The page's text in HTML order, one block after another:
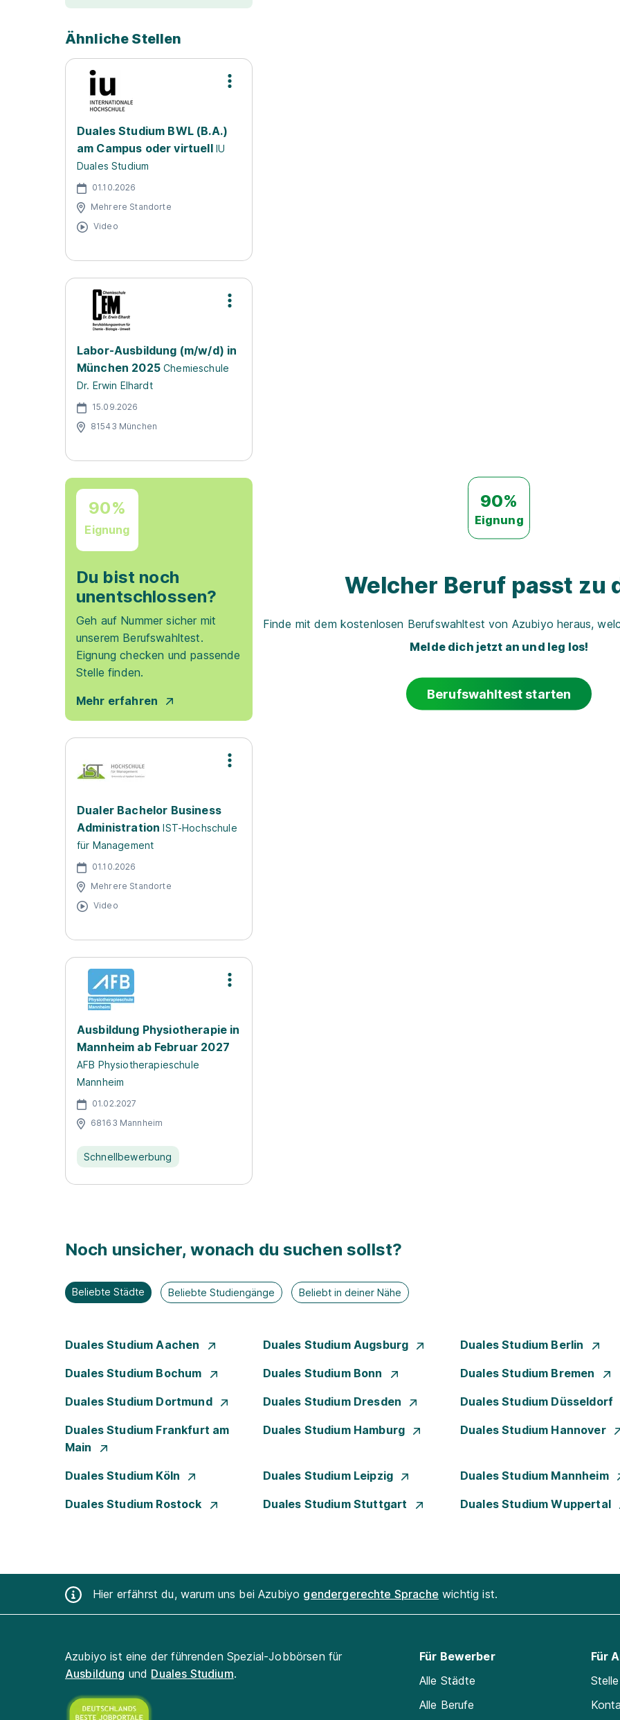
Ähnliche Stellen
Duales Studium BWL (B.A.)
am Campus oder virtuell IU
Duales Studium
01.10.2026
Mehrere Standorte
Video
Labor-Ausbildung (m/w/d) in
München 2025 Chemieschule
Dr. Erwin Elhardt
15.09.2026
81543 München
90%
Eignung
Du bist noch
unentschlossen?
Geh auf Nummer sicher mit
unserem Berufswahltest.
Eignung checken und passende
Stelle finden.
Mehr erfahren
Dualer Bachelor Business
Administration IST-Hochschule
für Management
01.10.2026
Mehrere Standorte
Video
Ausbildung Physiotherapie in
Mannheim ab Februar 2027
AFB Physiotherapieschule
Mannheim
01.02.2027
68163 Mannheim
Schnellbewerbung
90%
Eignung
Welcher Beruf passt zu
Finde mit dem kostenlosen Berufswahltest von Azubiyo heraus,
Melde dich jetzt an und leg los!
Berufswahltest starten
Noch unsicher, wonach du suchen sollst?
Beliebte Städte Beliebte Studiengänge Beliebt in deiner Nähe
Duales Studium Aachen Duales Studium Augsburg Duales Studium Berlin
Duales Studium Bochum Duales Studium Bonn Duales Studium Bremen
Duales Studium Dortmund Duales Studium Dresden Duales Studium Düsseldorf
Duales Studium Frankfurt am
Main
Duales Studium Hamburg Duales Studium Hannover
Duales Studium Köln Duales Studium Leipzig Duales Studium Mannheim
Duales Studium Rostock Duales Studium Stuttgart Duales Studium Wuppertal
Hier erfährst du, warum uns bei Azubiyo gendergerechte Sprache wichtig ist.
Azubiyo ist eine der führenden Spezial-Jobbörsen für
Ausbildung und Duales Studium.
Für Bewerber
Alle Städte
Alle Berufe
Für